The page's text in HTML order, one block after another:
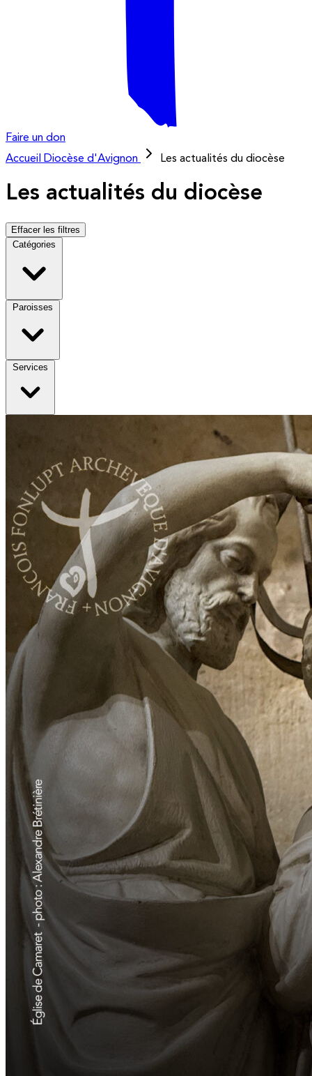
Faire un don
Accueil
Diocèse d'Avignon Les actualités du diocèse
Les actualités du diocèse
Effacer les filtres
Catégories
Paroisses
Services